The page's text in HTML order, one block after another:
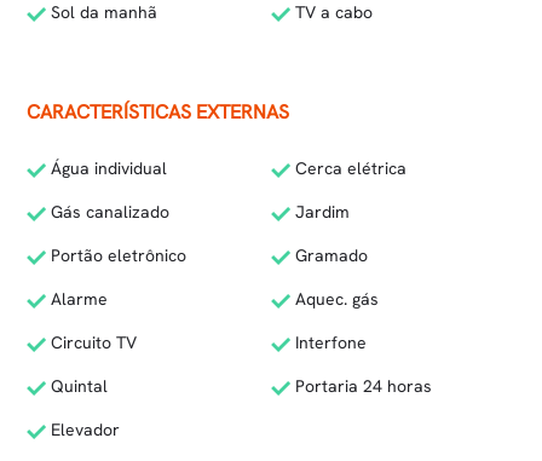
Sol da manhã
TV a cabo
CARACTERÍSTICAS EXTERNAS
Água individual
Cerca elétrica
Gás canalizado
Jardim
Portão eletrônico
Gramado
Alarme
Aquec. gás
Circuito TV
Interfone
Quintal
Portaria 24 horas
Elevador